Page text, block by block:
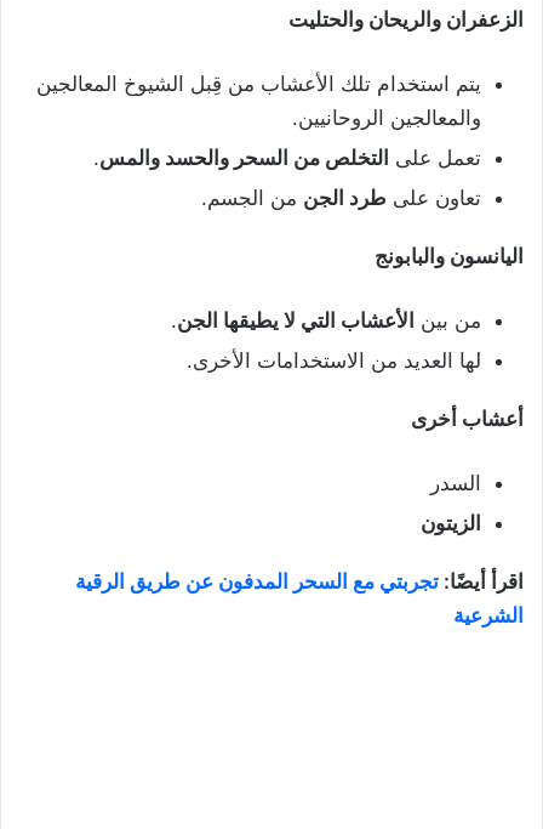
الزعفران والريحان والحتليت
يتم استخدام تلك الأعشاب من قِبل الشيوخ المعالجين
والمعالجين الروحانيين.
تعمل على التخلص من السحر والحسد والمس.
تعاون على طرد الجن من الجسم.
اليانسون والبابونج
من بين الأعشاب التي لا يطيقها الجن.
لها العديد من الاستخدامات الأخرى.
أعشاب أخرى
السدر
الزيتون
اقرأ أيضًا: تجربتي مع السحر المدفون عن طريق الرقية
الشرعية